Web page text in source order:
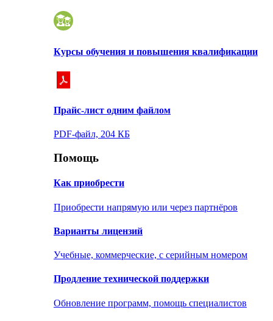
Курсы обучения и повышения квалификации
Прайс-лист одним файлом
PDF-файл, 204 КБ
Помощь
Как приобрести
Приобрести напрямую или через партнёров
Варианты лицензий
Учебные, коммерческие, с серийным номером
Продление технической поддержки
Обновление программ, помощь специалистов